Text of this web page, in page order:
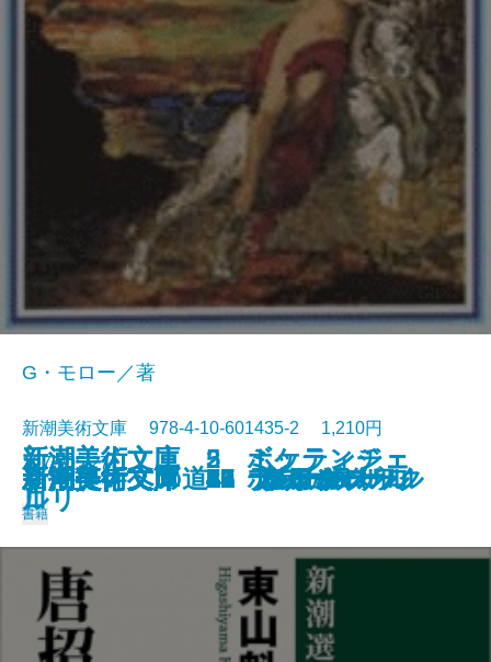
新潮美術文庫 5 ミケランジェ
ロ
新潮美術文庫 43 ブラック
新潮美術文庫 23 クールベ
新潮美術文庫 36 ルドン
新潮美術文庫 3 ラファエルロ
新潮美術文庫 47 シャガール
新潮美術文庫 2 ボッティチェ
ルリ
新潮美術文庫 7 ボス
新潮美術文庫 6 デューラー
新潮美術文庫 35 モロー
G・モロー／著
新潮美術文庫 978-4-10-601435-2 1,210円
1975/05/27
書籍
唐招提寺への道
新潮美術文庫 13 フェルメール
新潮美術文庫 31 ロートレック
新潮美術文庫 8 ブリューゲル
新潮美術文庫 33 ルソー
新潮美術文庫 11 グレコ
新潮美術文庫 17 ターナー
新潮美術文庫 20 ドラクロワ
新潮美術文庫 42 ピカソ
新潮美術文庫 21 コロー